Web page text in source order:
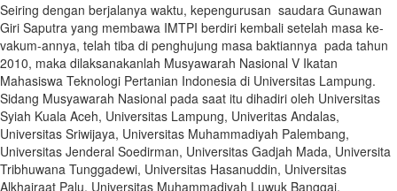
Seiring dengan berjalanya waktu, kepengurusan saudara Gunawan
Giri Saputra yang membawa IMTPI berdiri kembali setelah masa ke-
vakum-annya, telah tiba di penghujung masa baktiannya pada tahun
2010, maka dilaksanakanlah Musyawarah Nasional V Ikatan
Mahasiswa Teknologi Pertanian Indonesia di Universitas Lampung.
Sidang Musyawarah Nasional pada saat itu dihadiri oleh Universitas
Syiah Kuala Aceh, Universitas Lampung, Univeritas Andalas,
Universitas Sriwijaya, Universitas Muhammadiyah Palembang,
Universitas Jenderal Soedirman, Universitas Gadjah Mada, Universita
Tribhuwana Tunggadewi, Universitas Hasanuddin, Universitas
Alkhairaat Palu, Universitas Muhammadiyah Luwuk Banggai,